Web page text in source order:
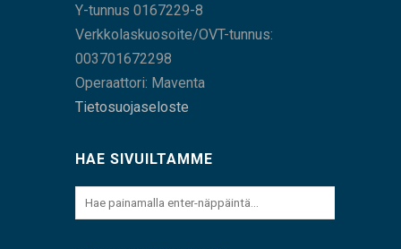
Y-tunnus 0167229-8
Verkkolaskuosoite/OVT-tunnus:
003701672298
Operaattori: Maventa
Tietosuojaseloste
HAE SIVUILTAMME